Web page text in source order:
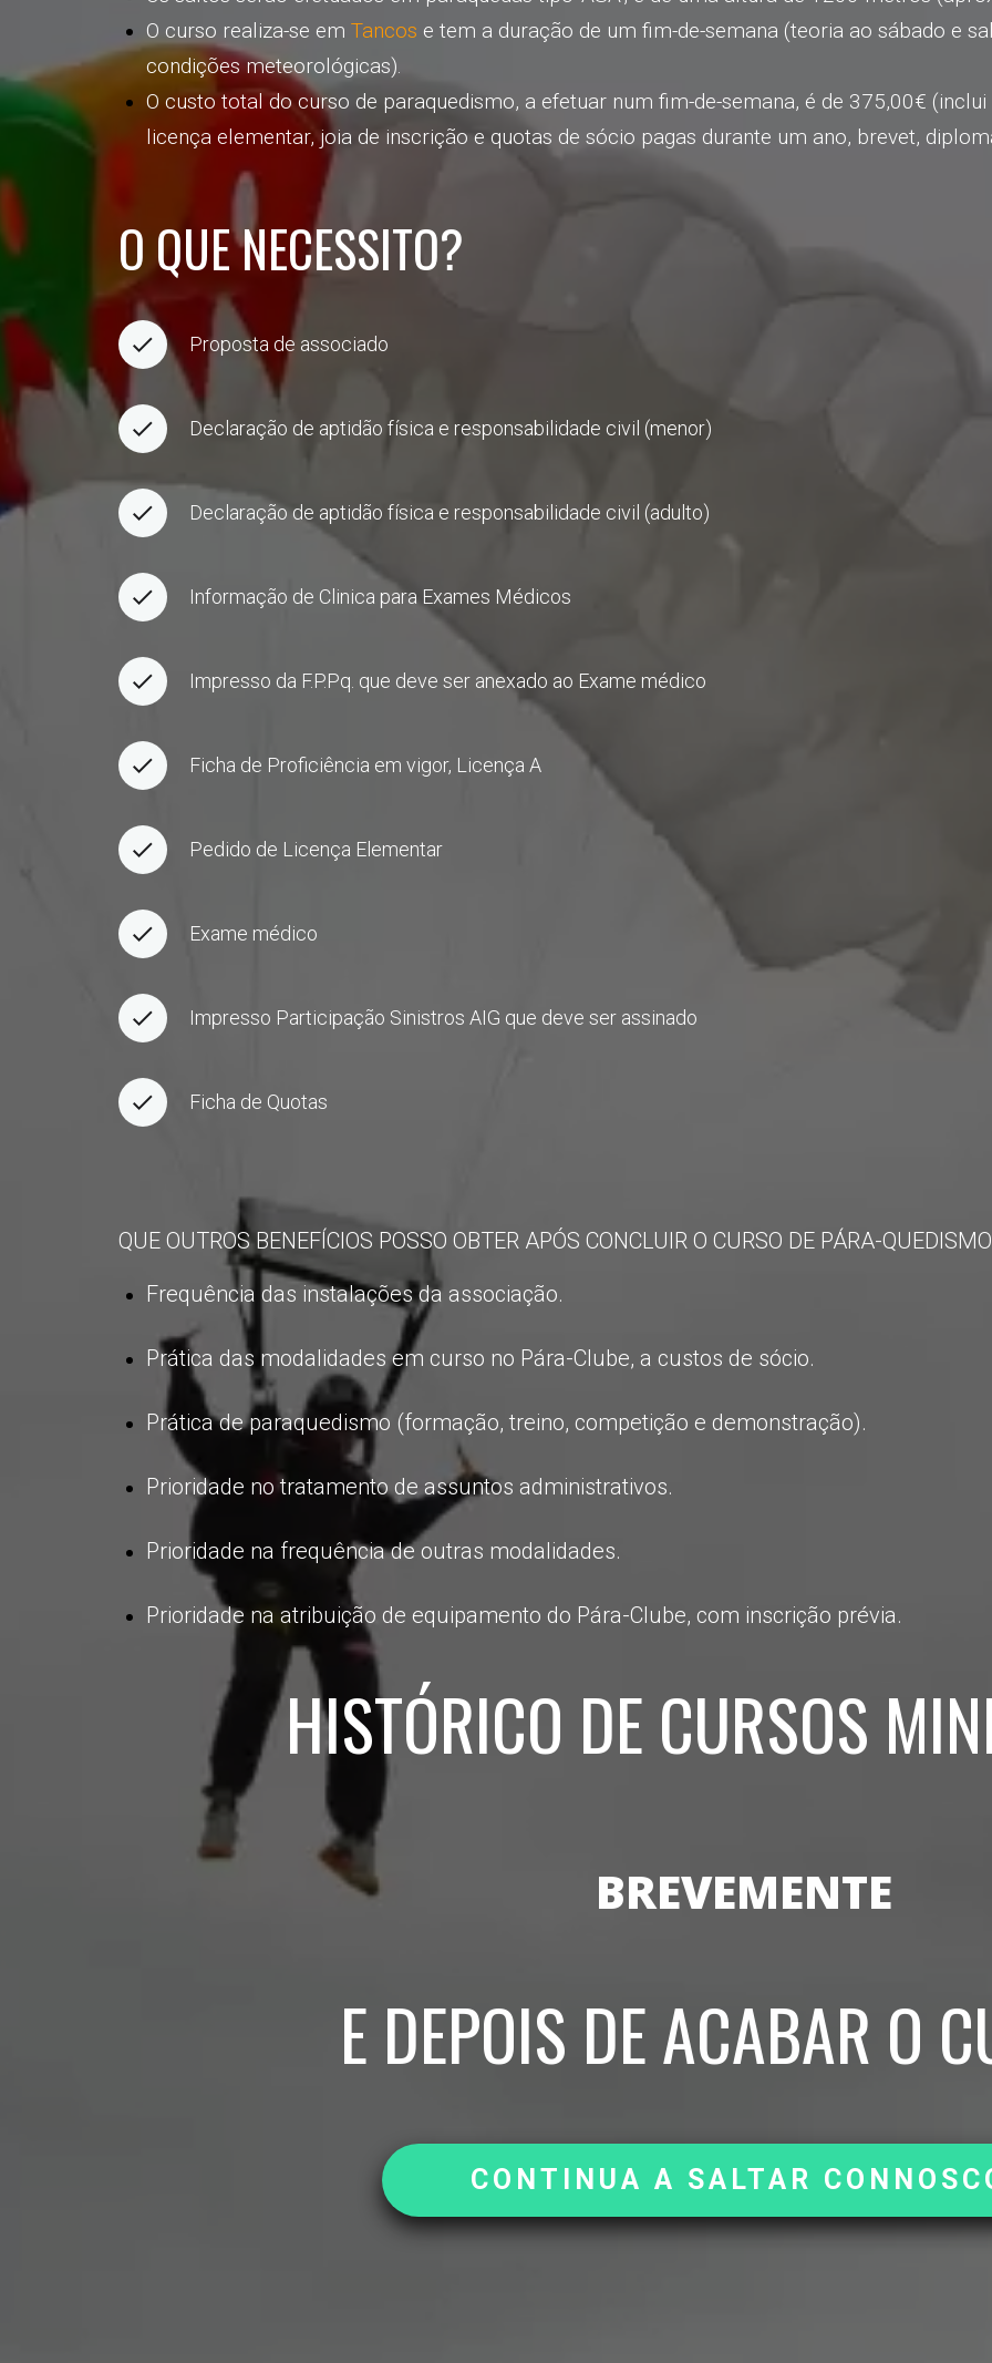
O curso realiza-se em Tancos e tem a duração de um fim-de-semana (teoria ao sábado e
condições meteorológicas).
O custo total do curso de paraquedismo, a efetuar num fim-de-semana, é de 375,00€
licença elementar, joia de inscrição e quotas de sócio pagas durante um ano, brevet,
O QUE NECESSITO?
Proposta de associado
Declaração de aptidão física e responsabilidade civil (menor)
Declaração de aptidão física e responsabilidade civil (adulto)
Informação de Clinica para Exames Médicos
Impresso da F.P.Pq. que deve ser anexado ao Exame médico
Ficha de Proficiência em vigor, Licença A
Pedido de Licença Elementar
Exame médico
Impresso Participação Sinistros AIG que deve ser assinado
Ficha de Quotas
QUE OUTROS BENEFÍCIOS POSSO OBTER APÓS CONCLUIR O CURSO DE PÁRA-
Frequência das instalações da associação.
Prática das modalidades em curso no Pára-Clube, a custos de sócio.
Prática de paraquedismo (formação, treino, competição e demonstração).
Prioridade no tratamento de assuntos administrativos.
Prioridade na frequência de outras modalidades.
Prioridade na atribuição de equipamento do Pára-Clube, com inscrição prévia.
HISTÓRICO DE CURSOS
BREVEMENTE
E DEPOIS DEACABAR O C
CONTINUA A SALTAR